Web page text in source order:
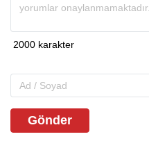
Gönder